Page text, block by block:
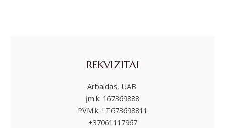
REKVIZITAI
Arbaldas, UAB
įm.k. 167369888
PVM.k. LT673698811
+37061117967